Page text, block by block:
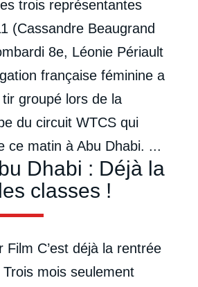
trois représentantes
(Cassandre Beaugrand
8e, Léonie Périault
française féminine a
groupé lors de la
du circuit WTCS qui
ce matin à Abu Dhabi. ...
Dhabi : Déjà la
classes !
Film C’est déjà la rentrée
mois seulement